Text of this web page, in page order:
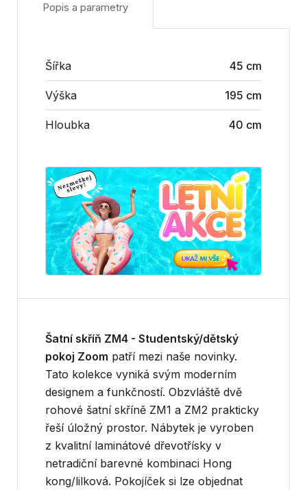
Popis a parametry
Šířka 45 cm
Výška 195 cm
Hloubka 40 cm
Šatní skříň ZM4 - Studentský/dětský
pokoj Zoom patří mezi naše novinky.
Tato kolekce vyniká svým moderním
designem a funkčností. Obzvláště dvě
rohové šatní skříně ZM1 a ZM2 prakticky
řeší úložný prostor. Nábytek je vyroben
z kvalitní laminátové dřevotřísky v
netradiční barevné kombinaci Hong
kong/lilková. Pokojíček si lze objednat